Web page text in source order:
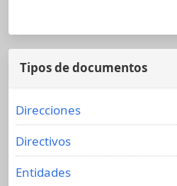
Tipos de documentos
Direcciones
Directivos
Entidades